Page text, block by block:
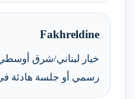
Fakhreldine
خيار لبناني/شرق
رسمي أو جلسة هادئة